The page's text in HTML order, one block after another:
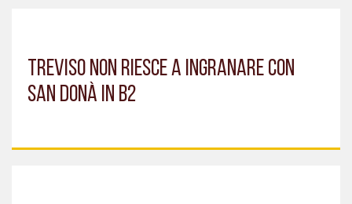
Treviso non riesce a ingranare con
San Donà in B2